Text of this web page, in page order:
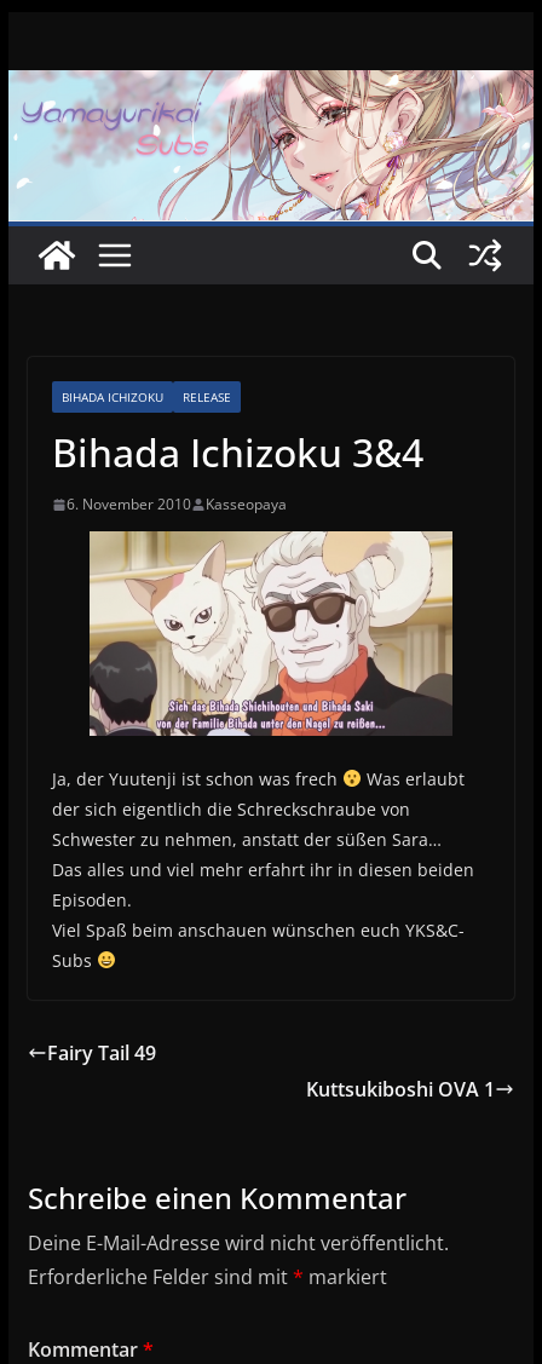
springen
BIHADA ICHIZOKU RELEASE
Bihada Ichizoku 3&4
6. November 2010 Kasseopaya
Ja, der Yuutenji ist schon was frech
Was erlaubt
der sich eigentlich die Schreckschraube von
Schwester zu nehmen, anstatt der süßen Sara…
Das alles und viel mehr erfahrt ihr in diesen beiden
Episoden.
Viel Spaß beim anschauen wünschen euch YKS&C-
Subs
Fairy Tail 49
Kuttsukiboshi OVA 1
Schreibe einen Kommentar
Deine E-Mail-Adresse wird nicht veröffentlicht.
Erforderliche Felder sind mit* markiert
Kommentar*